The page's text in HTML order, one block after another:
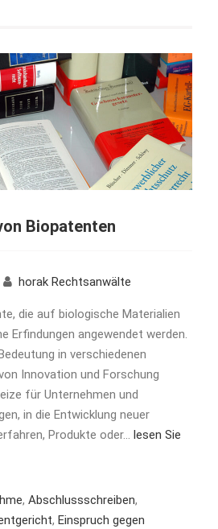
Biopatenten
horak Rechtsanwälte
die auf biologische Materialien
Erfindungen angewendet werden.
in verschiedenen
Innovation und Forschung
für Unternehmen und
in die Entwicklung neuer
Produkte oder… lesen Sie
, Abschlussschreiben,
, Einspruch gegen